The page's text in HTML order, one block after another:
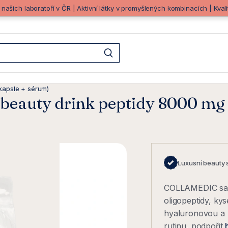
laboratoří v ČR | Aktivní látky v promyšlených kombinacích |
+ sérum)
drink peptidy 8000 mg
Luxusní beauty
COLLAMEDIC
oligopeptidy,
hyaluronovou a